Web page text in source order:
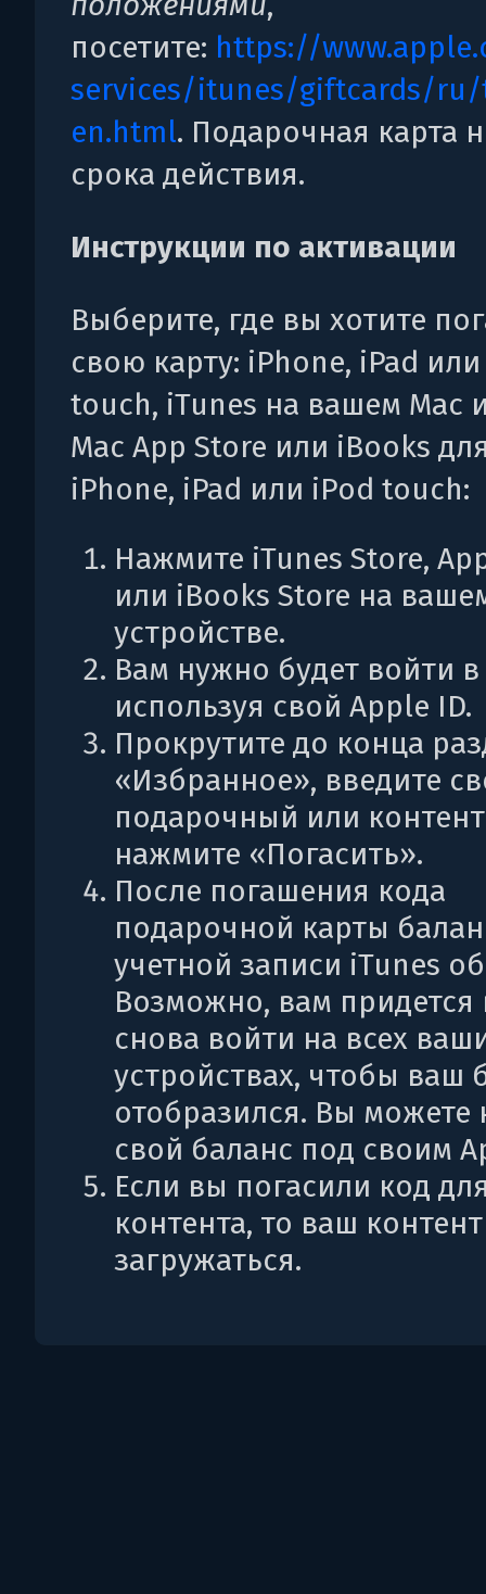
посетите: https://
services/itunes/giftcards/
en.html. Подарочная карта
срока действия.
Инструкции по активации
Выберите, где вы хотите
свою карту: iPhone, iPad
touch, iTunes на вашем Mac
Mac App Store или iBooks
iPhone, iPad или iPod touch:
Нажмите iTunes Store,
или iBooks Store на
устройстве.
Вам нужно будет войти в
используя свой Apple ID.
Прокрутите до конца
«Избранное», введите
подарочный или
нажмите «Погасить».
После погашения кода
подарочной карты
учетной записи iTunes
Возможно, вам
снова войти на всех
устройствах, чтобы ваш
отобразился. Вы можете
свой баланс под своим
Если вы погасили код
контента, то ваш
загружаться.